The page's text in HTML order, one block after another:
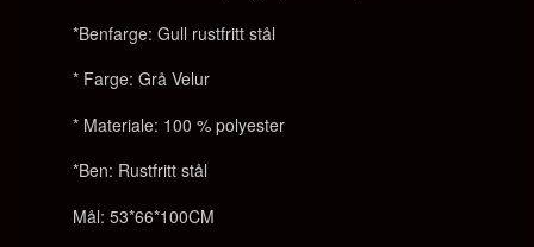
*Benfarge: Gull rustfritt stål
* Farge: Grå Velur
* Materiale: 100 % polyester
*Ben: Rustfritt stål
Mål: 53*66*100CM